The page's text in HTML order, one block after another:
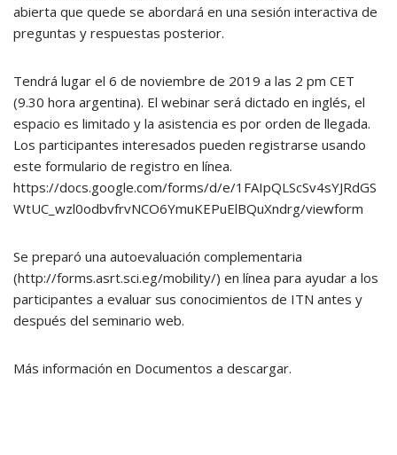
abierta que quede se abordará en una sesión interactiva de
preguntas y respuestas posterior.
Tendrá lugar el 6 de noviembre de 2019 a las 2 pm CET
(9.30 hora argentina). El webinar será dictado en inglés, el
espacio es limitado y la asistencia es por orden de llegada.
Los participantes interesados pueden registrarse usando
este formulario de registro en línea.
https://docs.google.com/forms/d/e/1FAIpQLScSv4sYJRdGS
WtUC_wzl0odbvfrvNCO6YmuKEPuElBQuXndrg/viewform
Se preparó una autoevaluación complementaria
(http://forms.asrt.sci.eg/mobility/) en línea para ayudar a los
participantes a evaluar sus conocimientos de ITN antes y
después del seminario web.
Más información en Documentos a descargar.